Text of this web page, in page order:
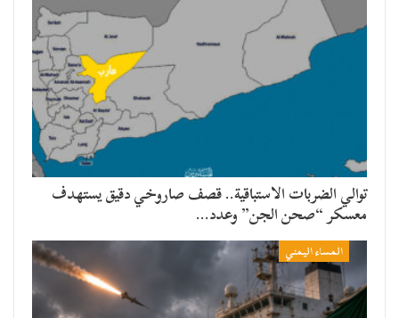
توالي الضربات الاستباقية.. قصف صاروخي دقيق يستهدف
معسكر “صحن الجن” وعدد…
المساء اليمني